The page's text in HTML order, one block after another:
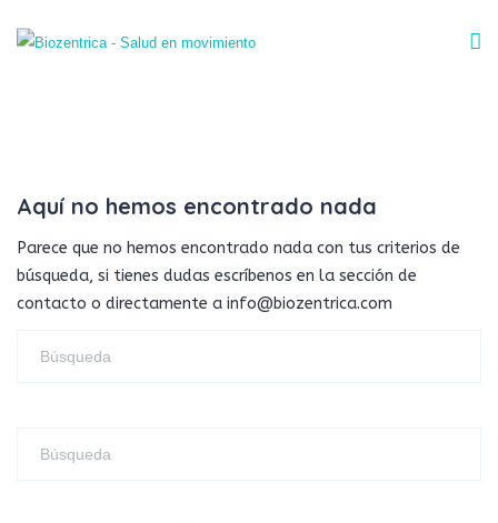
Aquí no hemos encontrado nada
Parece que no hemos encontrado nada con tus criterios de
búsqueda, si tienes dudas escríbenos en la sección de
contacto o directamente a info@biozentrica.com